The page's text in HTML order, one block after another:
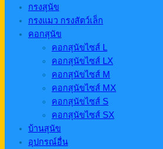
กรงสุนัข
กรงแมว กรงสัตว์เล็ก
คอกสุนัข
คอกสุนัขไซส์ L
คอกสุนัขไซส์ LX
คอกสุนัขไซส์ M
คอกสุนัขไซส์ MX
คอกสุนัขไซส์ S
คอกสุนัขไซส์ SX
บ้านสุนัข
อุปกรณ์อื่น